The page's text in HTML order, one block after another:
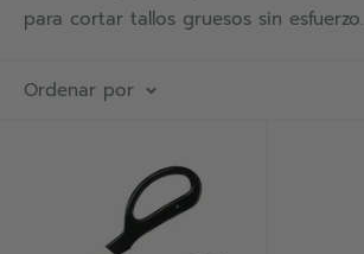
para cortar tallos gruesos sin esfuerzo.
Ordenar por